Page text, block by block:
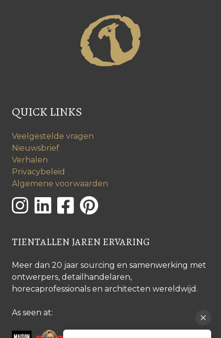
QUICK LINKS
Veelgestelde vragen
Nieuwsbrief
Verhalen
Privacybeleid
Algemene voorwaarden
TIENTALLEN JAREN ERVARING
Meer dan 20 jaar sourcing en samenwerking met
ontwerpers, detailhandelaren,
horecaprofessionals en architecten wereldwijd.
As seen at: